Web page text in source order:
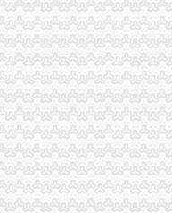
软件！免费注册、下载
|城补缴社保|城股
税顾问-绍兴58同城
同城
方法_西西软件资讯
【成功率近97%！】